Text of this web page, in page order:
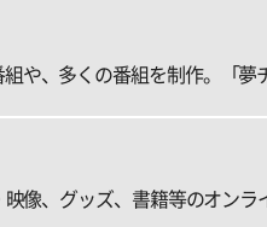
や、多くの番組を制作。「夢
像、グッズ、書籍等のオンラ